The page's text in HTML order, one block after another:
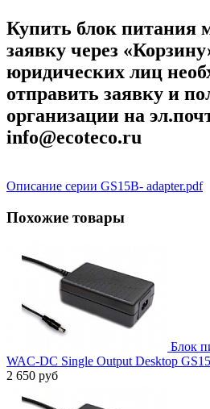
Купить блок питания
заявку через
юридических лиц
отправить заявку и
организации на
info@ecoteco.ru
Описание серии GS15B- adapter.pdf
Похожие товары
Блок
WAC-DC Single Output Desktop
2 650 руб